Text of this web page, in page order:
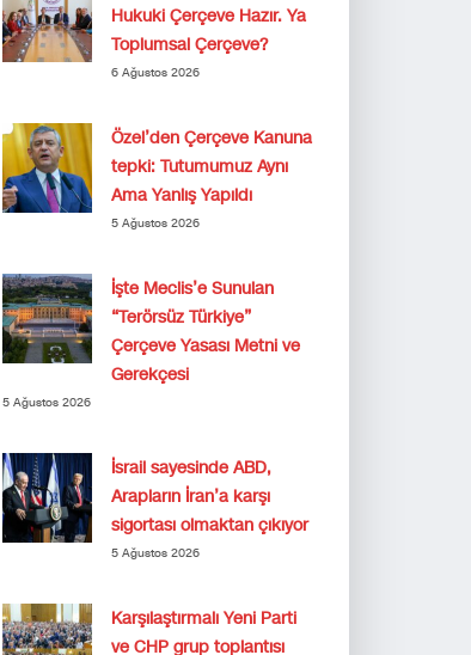
Hukuki Çerçeve Hazır. Ya
Toplumsal Çerçeve?
6 Ağustos 2026
Özel’den Çerçeve Kanuna
tepki: Tutumumuz Aynı
Ama Yanlış Yapıldı
5 Ağustos 2026
İşte Meclis’e Sunulan
“Terörsüz Türkiye”
Çerçeve Yasası Metni ve
Gerekçesi
5 Ağustos 2026
İsrail sayesinde ABD,
Arapların İran’a karşı
sigortası olmaktan çıkıyor
5 Ağustos 2026
Karşılaştırmalı Yeni Parti
ve CHP grup toplantısı